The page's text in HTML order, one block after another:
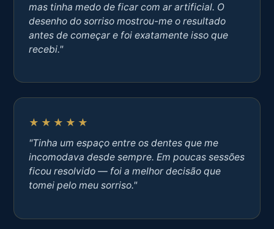
mas tinha medo de ficar com ar artificial. O
desenho do sorriso mostrou-me o resultado
antes de começar e foi exatamente isso que
recebi."
★★★★★
"Tinha um espaço entre os dentes que me
incomodava desde sempre. Em poucas sessões
ficou resolvido — foi a melhor decisão que
tomei pelo meu sorriso."